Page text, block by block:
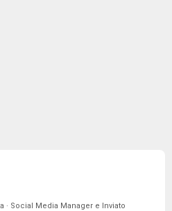
· Social Media Manager e Inviato